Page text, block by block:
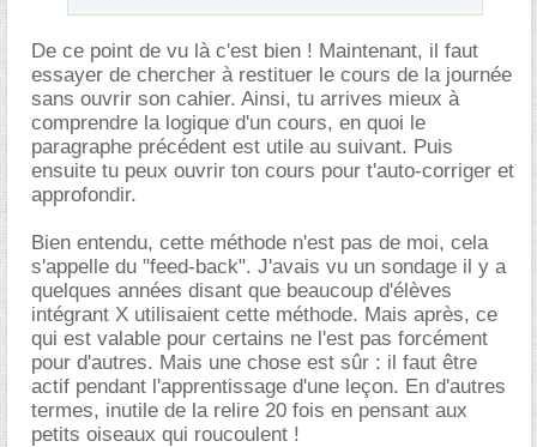
De ce point de vu là c'est bien ! Maintenant, il faut
essayer de chercher à restituer le cours de la journée
sans ouvrir son cahier. Ainsi, tu arrives mieux à
comprendre la logique d'un cours, en quoi le
paragraphe précédent est utile au suivant. Puis
ensuite tu peux ouvrir ton cours pour t'auto-corriger et
approfondir.
Bien entendu, cette méthode n'est pas de moi, cela
s'appelle du "feed-back". J'avais vu un sondage il y a
quelques années disant que beaucoup d'élèves
intégrant X utilisaient cette méthode. Mais après, ce
qui est valable pour certains ne l'est pas forcément
pour d'autres. Mais une chose est sûr : il faut être
actif pendant l'apprentissage d'une leçon. En d'autres
termes, inutile de la relire 20 fois en pensant aux
petits oiseaux qui roucoulent !